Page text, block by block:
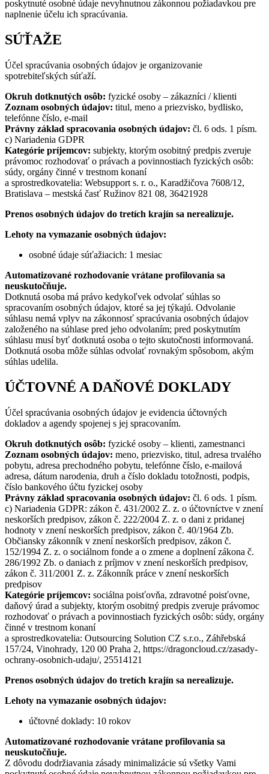
poskytnuté osobné údaje nevyhnutnou zákonnou požiadavkou pre
naplnenie účelu ich spracúvania.
SÚŤAŽE
Účel spracúvania osobných údajov je organizovanie
spotrebiteľských súťaží.
Okruh dotknutých osôb: fyzické osoby – zákazníci / klienti
Zoznam osobných údajov: titul, meno a priezvisko, bydlisko,
telefónne číslo, e-mail
Právny základ spracovania osobných údajov: čl. 6 ods. 1 písm.
c) Nariadenia GDPR
Kategórie príjemcov: subjekty, ktorým osobitný predpis zveruje
právomoc rozhodovať o právach a povinnostiach fyzických osôb:
súdy, orgány činné v trestnom konaní
a sprostredkovatelia: Websupport s. r. o., Karadžičova 7608/12,
Bratislava – mestská časť Ružinov 821 08, 36421928
Prenos osobných údajov do tretích krajín sa nerealizuje.
Lehoty na vymazanie osobných údajov:
osobné údaje súťažiacich: 1 mesiac
Automatizované rozhodovanie vrátane profilovania sa
neuskutočňuje.
Dotknutá osoba má právo kedykoľvek odvolať súhlas so
spracovaním osobných údajov, ktoré sa jej týkajú. Odvolanie
súhlasu nemá vplyv na zákonnosť spracúvania osobných údajov
založeného na súhlase pred jeho odvolaním; pred poskytnutím
súhlasu musí byť dotknutá osoba o tejto skutočnosti informovaná.
Dotknutá osoba môže súhlas odvolať rovnakým spôsobom, akým
súhlas udelila.
ÚČTOVNÉ A DAŇOVÉ DOKLADY
Účel spracúvania osobných údajov je evidencia účtovných
dokladov a agendy spojenej s jej spracovaním.
Okruh dotknutých osôb: fyzické osoby – klienti, zamestnanci
Zoznam osobných údajov: meno, priezvisko, titul, adresa trvalého
pobytu, adresa prechodného pobytu, telefónne číslo, e-mailová
adresa, dátum narodenia, druh a číslo dokladu totožnosti, podpis,
číslo bankového účtu fyzickej osoby
Právny základ spracovania osobných údajov: čl. 6 ods. 1 písm.
c) Nariadenia GDPR: zákon č. 431/2002 Z. z. o účtovníctve v znení
neskorších predpisov, zákon č. 222/2004 Z. z. o dani z pridanej
hodnoty v znení neskorších predpisov, zákon č. 40/1964 Zb.
Občiansky zákonník v znení neskorších predpisov, zákon č.
152/1994 Z. z. o sociálnom fonde a o zmene a doplnení zákona č.
286/1992 Zb. o daniach z príjmov v znení neskorších predpisov,
zákon č. 311/2001 Z. z. Zákonník práce v znení neskorších
predpisov
Kategórie príjemcov: sociálna poisťovňa, zdravotné poisťovne,
daňový úrad a subjekty, ktorým osobitný predpis zveruje právomoc
rozhodovať o právach a povinnostiach fyzických osôb: súdy, orgány
činné v trestnom konaní
a sprostredkovatelia: Outsourcing Solution CZ s.r.o., Záhřebská
157/24, Vinohrady, 120 00 Praha 2, https://dragoncloud.cz/zasady-
ochrany-osobnich-udaju/, 25514121
Prenos osobných údajov do tretích krajín sa nerealizuje.
Lehoty na vymazanie osobných údajov:
účtovné doklady: 10 rokov
Automatizované rozhodovanie vrátane profilovania sa
neuskutočňuje.
Z dôvodu dodržiavania zásady minimalizácie sú všetky Vami